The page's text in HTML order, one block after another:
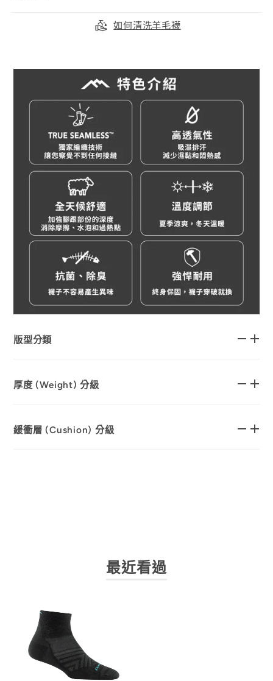
如何清洗羊毛襪
版型分類
厚度 (Weight) 分級
緩衝層 (Cushion) 分級
最近看過